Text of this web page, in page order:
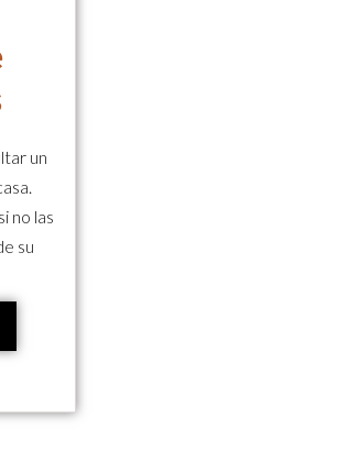
un
no las
su